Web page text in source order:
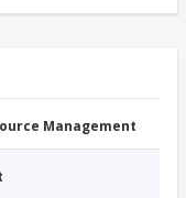
Management